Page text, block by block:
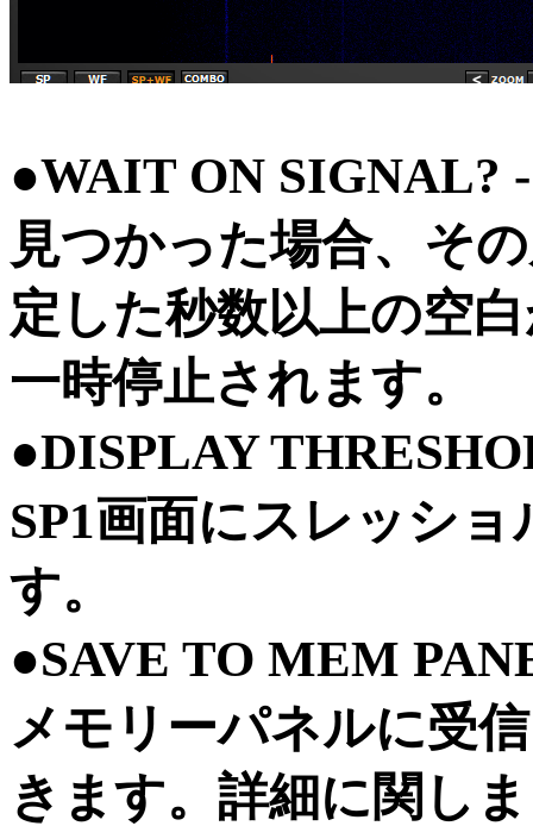
●WAIT ON SIGNAL?
見つかった場合、そ
定した秒数以上の空
一時停止されます。
●DISPLAY
SP1画面にスレッシ
す。
●SAVE TO MEM
メモリーパネルに受
きます。詳細に関し